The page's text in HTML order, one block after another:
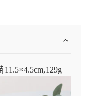
|11.5×4.5cm,129g